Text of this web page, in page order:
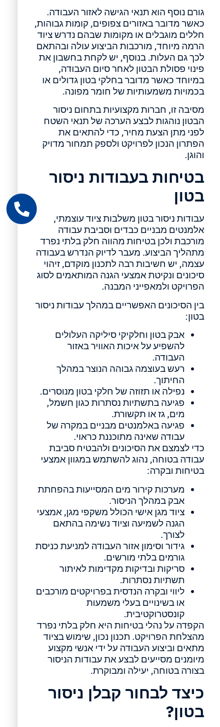
גורם נוסף הוא תנאי הגישה לאזור העבודה.
כאשר מדובר באזורים צפופים, קומות גבוהות,
חללים מוגבלים או מקומות שבהם נדרש ציוד
הרמה מיוחד, מורכבות הביצוע עולה ובהתאם
לכך גם העלות. בנוסף, יש לקחת בחשבון את
פינוי פסולת הבטון לאחר סיום העבודה,
במיוחד כאשר מדובר בחלקי בטון גדולים או
בכמויות משמעותיות של חומר מפונה.
מסיבה זו, חברות מקצועיות בתחום ניסור
הבטון נוהגות לבצע הערכה של תנאי השטח
לפני מתן הצעת מחיר, כדי להתאים את
הפתרון הנכון לפרויקט ולספק תמחור מדויק
והוגן.
בטיחות בעבודות ניסור
בטון
עבודות ניסור בטון משלבות ציוד עוצמתי,
אלמנטים מבניים כבדים וסביבת עבודה
מורכבת ולכן בטיחות מהווה חלק בלתי נפרד
מתהליך הביצוע. מעבר לדיוק הנדרש בעבודה
עצמה, יש חשיבות רבה לתכנון מוקדם, זיהוי
סיכונים ונקיטת אמצעי הגנה המותאמים לסוג
הפרויקט ולמאפייני המבנה.
בין הסיכונים האפשריים במהלך עבודות ניסור
בטון:
אבק בטון וחלקיקי סיליקה העלולים
להשפיע על איכות האוויר באזור
העבודה.
רעש בעוצמה גבוהה הנוצר במהלך
החיתוך.
נפילה או תזוזה של חלקי בטון מנוסרים.
פגיעה בתשתיות נסתרות כגון חשמל,
מים, גז או תקשורת.
פגיעה באלמנטים מבניים במקרה של
עבודה שאינה מתוכננת כראוי.
כדי לצמצם את הסיכונים ולהבטיח סביבת
עבודה בטוחה, נהוג להשתמש במגוון אמצעי
בטיחות ובקרה:
מערכות קירור מים המסייעות בהפחתת
אבק במהלך הניסור.
ציוד מגן אישי הכולל משקפי מגן, אמצעי
הגנה לשמיעה וציוד נשימה בהתאם
לצורך.
גידור וסימון אזור העבודה למניעת כניסת
גורמים בלתי מורשים.
סריקות ובדיקות מקדימות לאיתור
תשתיות נסתרות.
ליווי ובקרה הנדסית בפרויקטים מורכבים
או בשינויים בעלי משמעות
קונסטרוקטיבית.
הקפדה על נהלי בטיחות היא חלק בלתי נפרד
מהצלחת הפרויקט. תכנון נכון, שימוש בציוד
מתאים וביצוע העבודה על ידי אנשי מקצוע
מיומנים מסייעים לבצע את עבודות הניסור
בצורה בטוחה, יעילה ומבוקרת.
כיצד לבחור קבלן ניסור
בטון?